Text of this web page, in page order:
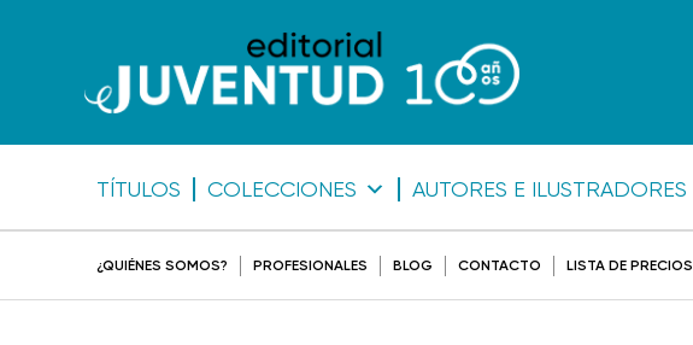
TÍTULOS COLECCIONES AUTORES E ILUSTRADORES
¿QUIÉNES SOMOS? PROFESIONALES BLOG CONTACTO LISTA DE PRECIOS